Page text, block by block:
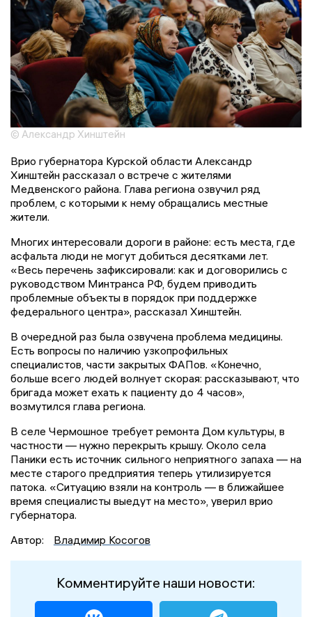
© Александр Хинштейн
Врио губернатора Курской области Александр
Хинштейн рассказал о встрече с жителями
Медвенского района. Глава региона озвучил ряд
проблем, с которыми к нему обращались местные
жители.
Многих интересовали дороги в районе: есть места, где
асфальта люди не могут добиться десятками лет.
«Весь перечень зафиксировали: как и договорились с
руководством Минтранса РФ, будем приводить
проблемные объекты в порядок при поддержке
федерального центра», рассказал Хинштейн.
В очередной раз была озвучена проблема медицины.
Есть вопросы по наличию узкопрофильных
специалистов, части закрытых ФАПов. «Конечно,
больше всего людей волнует скорая: рассказывают, что
бригада может ехать к пациенту до 4 часов»,
возмутился глава региона.
В селе Чермошное требует ремонта Дом культуры, в
частности — нужно перекрыть крышу. Около села
Паники есть источник сильного неприятного запаха — на
месте старого предприятия теперь утилизируется
патока. «Ситуацию взяли на контроль — в ближайшее
время специалисты выедут на место», уверил врио
губернатора.
Автор:
Владимир Косогов
Комментируйте наши новости: